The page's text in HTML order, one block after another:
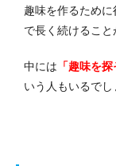
趣味を作るため
で長く続けること
中には 「趣味を
いう人もいるでし